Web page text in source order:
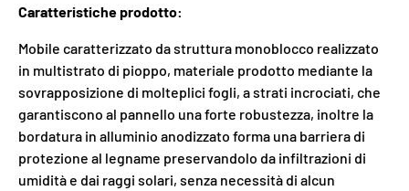
Caratteristiche prodotto:
Mobile caratterizzato da struttura monoblocco realizzato
in multistrato di pioppo, materiale prodotto mediante la
sovrapposizione di molteplici fogli, a strati incrociati, che
garantiscono al pannello una forte robustezza, inoltre la
bordatura in alluminio anodizzato forma una barriera di
protezione al legname preservandolo da infiltrazioni di
umidità e dai raggi solari, senza necessità di alcun